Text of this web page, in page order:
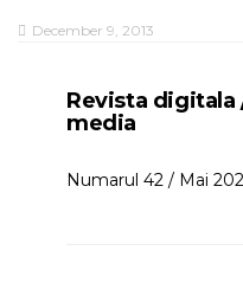
December 9, 2013
Revista
media
Numarul 42 / Mai